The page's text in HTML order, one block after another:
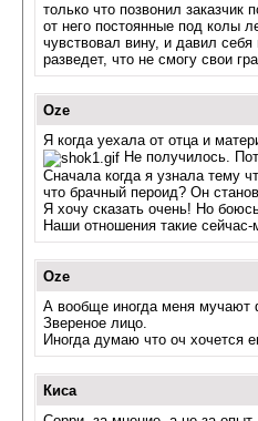
только что позвонил
от него постоянные под колы
чувствовал вину, и давил
разведет, что не смогу свои
Oze
Я когда уехала от отца и
Не получилось.
Сначала когда я узнала тему
что брачный пероид? Он
Я хочу сказать очень! Но
Наши отношения такие
Oze
А вообще иногда меня мучают
Звереное лицо.
Иногда думаю что оч хочется
Киса